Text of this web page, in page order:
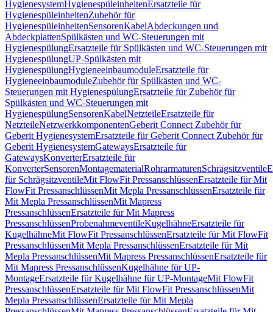
HygienesystemHygienespüleinheitenErsatzteile für
HygienespüleinheitenZubehör für
HygienespüleinheitenSensorenKabelAbdeckungen und
AbdeckplattenSpülkästen und WC-Steuerungen mit
HygienespülungErsatzteile für Spülkästen und WC-Steuerungen mit
HygienespülungUP-Spülkästen mit
HygienespülungHygieneeinbaumoduleErsatzteile für
HygieneeinbaumoduleZubehör für Spülkästen und WC-
Steuerungen mit HygienespülungErsatzteile für Zubehör für
Spülkästen und WC-Steuerungen mit
HygienespülungSensorenKabelNetzteileErsatzteile für
NetzteileNetzwerkkomponentenGeberit Connect Zubehör für
Geberit HygienesystemErsatzteile für Geberit Connect Zubehör für
Geberit HygienesystemGatewaysErsatzteile für
GatewaysKonverterErsatzteile für
KonverterSensorenMontagematerialRohrarmaturenSchrägsitzventile
für SchrägsitzventileMit FlowFit PressanschlüssenErsatzteile für Mit
FlowFit PressanschlüssenMit Mepla PressanschlüssenErsatzteile für
Mit Mepla PressanschlüssenMit Mapress
PressanschlüssenErsatzteile für Mit Mapress
PressanschlüssenProbenahmeventileKugelhähneErsatzteile für
KugelhähneMit FlowFit PressanschlüssenErsatzteile für Mit FlowFit
PressanschlüssenMit Mepla PressanschlüssenErsatzteile für Mit
Mepla PressanschlüssenMit Mapress PressanschlüssenErsatzteile für
Mit Mapress PressanschlüssenKugelhähne für UP-
MontageErsatzteile für Kugelhähne für UP-MontageMit FlowFit
PressanschlüssenErsatzteile für Mit FlowFit PressanschlüssenMit
Mepla PressanschlüssenErsatzteile für Mit Mepla